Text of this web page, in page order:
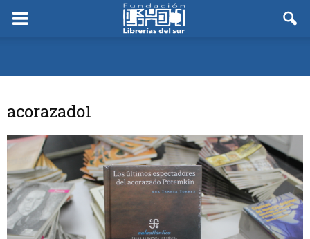
acorazado1